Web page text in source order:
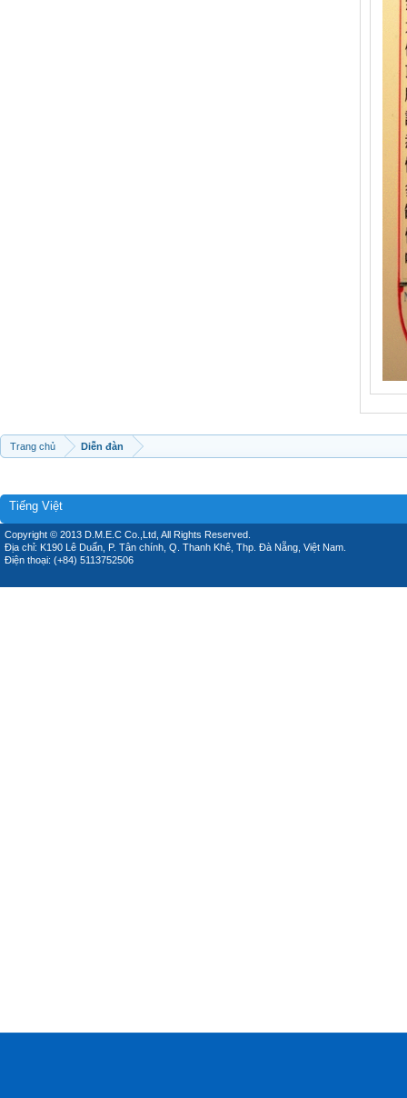
Trang chủ Diễn đàn
Tiếng Việt
Copyright © 2013 D.M.E.C Co.,Ltd, All Rights Reserved.
Địa chỉ: K190 Lê Duẩn, P. Tân chính, Q. Thanh Khê, Thp. Đà Nẵng, Việt Nam.
Điện thoại: (+84) 5113752506